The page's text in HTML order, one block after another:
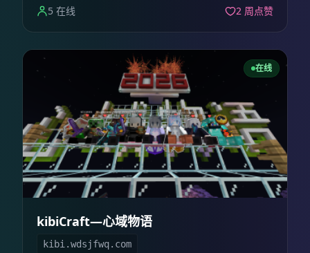
5 在线 2 周点赞
在线
kibiCraft—心域物语
kibi.wdsjfwq.com